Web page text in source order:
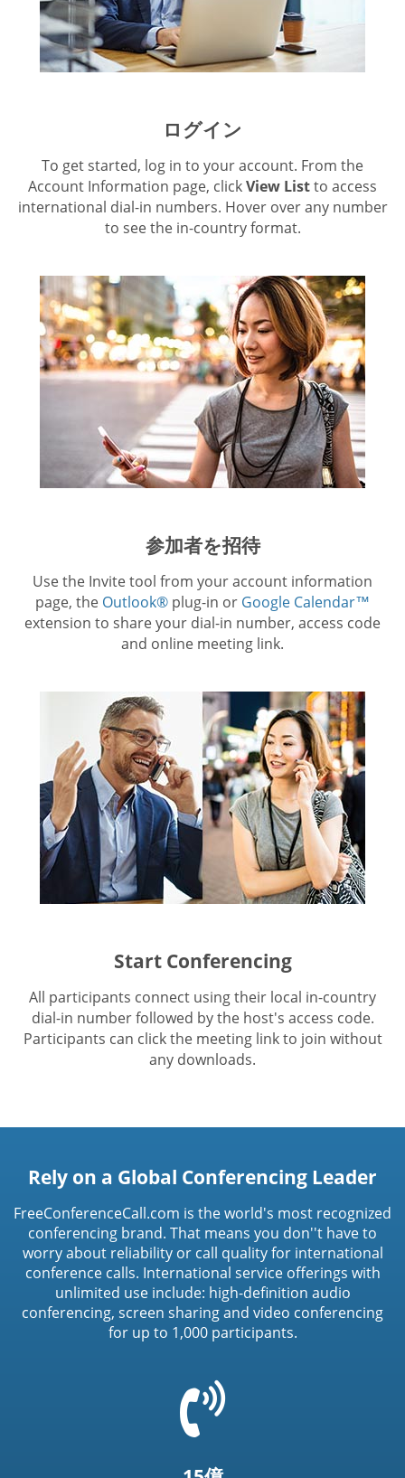
ログイン
To get started, log in to your account. From the
Account Information page, clickView Listto access
international dial-in numbers. Hover over any number
to see the in-country format.
参加者を招待
Use the Invite tool from your account information
page, the Outlook® plug-in or Google Calendar™
extension to share your dial-in number, access code
and online meeting link.
Start Conferencing
All participants connect using their local in-country
dial-in number followed by the host's access code.
Participants can click the meeting link to join without
any downloads.
Rely on a Global Conferencing Leader
FreeConferenceCall.com is the world's most recognized
conferencing brand. That means you don''t have to
worry about reliability or call quality for international
conference calls. International service offerings with
unlimited use include: high-definition audio
conferencing, screen sharing and video conferencing
for up to 1,000 participants.
t('common.phone_icon')